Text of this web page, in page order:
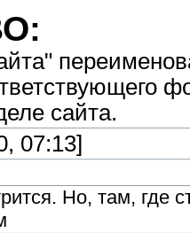
сайта.
07:13]
Но, там, где